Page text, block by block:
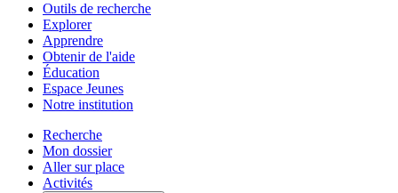
Outils de recherche
Explorer
Apprendre
Obtenir de l'aide
Éducation
Espace Jeunes
Notre institution
Recherche
Mon dossier
Aller sur place
Activités